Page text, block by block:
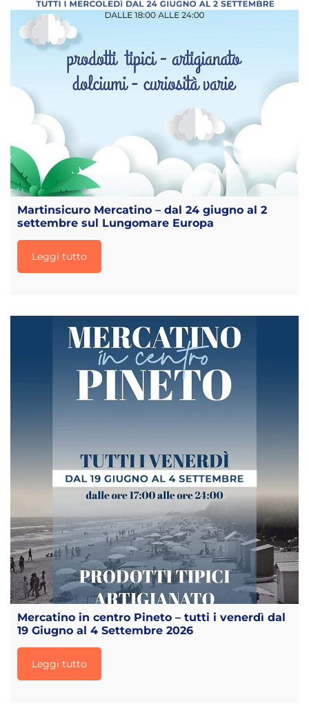
Martinsicuro Mercatino – dal 24 giugno al 2
settembre sul Lungomare Europa
Leggi tutto
Mercatino in centro Pineto – tutti i venerdì dal
19 Giugno al 4 Settembre 2026
Leggi tutto